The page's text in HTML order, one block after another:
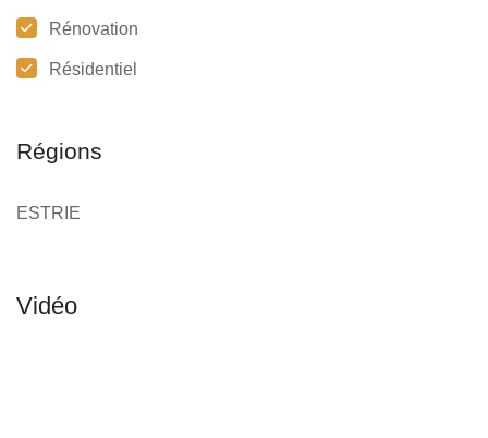
Rénovation
Résidentiel
Régions
ESTRIE